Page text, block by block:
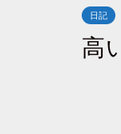
日記
高